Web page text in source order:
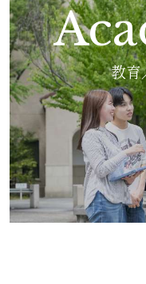
教育